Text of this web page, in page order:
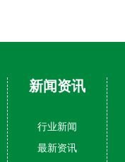
新闻资讯
行业新闻
最新资讯